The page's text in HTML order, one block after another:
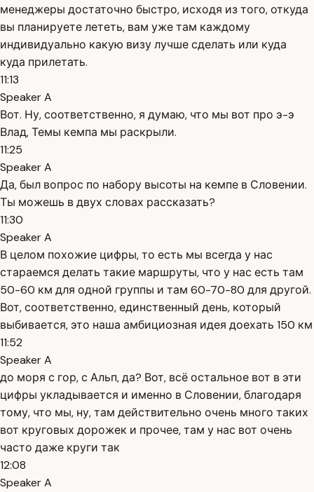
менеджеры достаточно быстро, исходя из того, откуда
вы планируете лететь, вам уже там каждому
индивидуально какую визу лучше сделать или куда
куда прилетать.
11:13
Speaker A
Вот. Ну, соответственно, я думаю, что мы вот про э-э
Влад, Темы кемпа мы раскрыли.
11:25
Speaker A
Да, был вопрос по набору высоты на кемпе в Словении.
Ты можешь в двух словах рассказать?
11:30
Speaker A
В целом похожие цифры, то есть мы всегда у нас
стараемся делать такие маршруты, что у нас есть там
50-60 км для одной группы и там 60-70-80 для другой.
Вот, соответственно, единственный день, который
выбивается, это наша амбициозная идея доехать 150 км
11:52
Speaker A
до моря с гор, с Альп, да? Вот, всё остальное вот в эти
цифры укладывается и именно в Словении, благодаря
тому, что мы, ну, там действительно очень много таких
вот круговых дорожек и прочее, там у нас вот очень
часто даже круги так
12:08
Speaker A